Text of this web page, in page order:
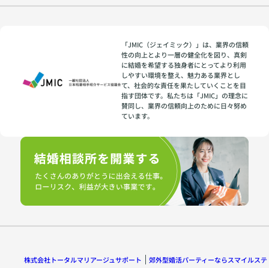
「JMIC（ジェイミック）」は、業界の信頼
性の向上とより一層の健全化を図り、真剣
に結婚を希望する独身者にとってより利用
しやすい環境を整え、魅力ある業界とし
て、社会的な責任を果たしていくことを目
指す団体です。私たちは「JMIC」の理念に
賛同し、業界の信頼向上のために日々努め
ています。
株式会社トータルマリアージュサポート
郊外型婚活パーティーならスマイルステ